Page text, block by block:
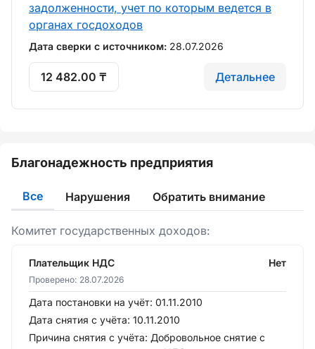
задолженности, учет по которым ведется в
органах госдоходов
Дата сверки с источником: 28.07.2026
12 482.00 ₸ Детальнее
Благонадежность предприятия
Все Нарушения Обратить внимание
Комитет государственных доходов:
Плательщик НДС Нет
Проверено: 28.07.2026
Дата постановки на учёт: 01.11.2010
Дата снятия с учёта: 10.11.2010
Причина снятия с учёта: Добровольное снятие с